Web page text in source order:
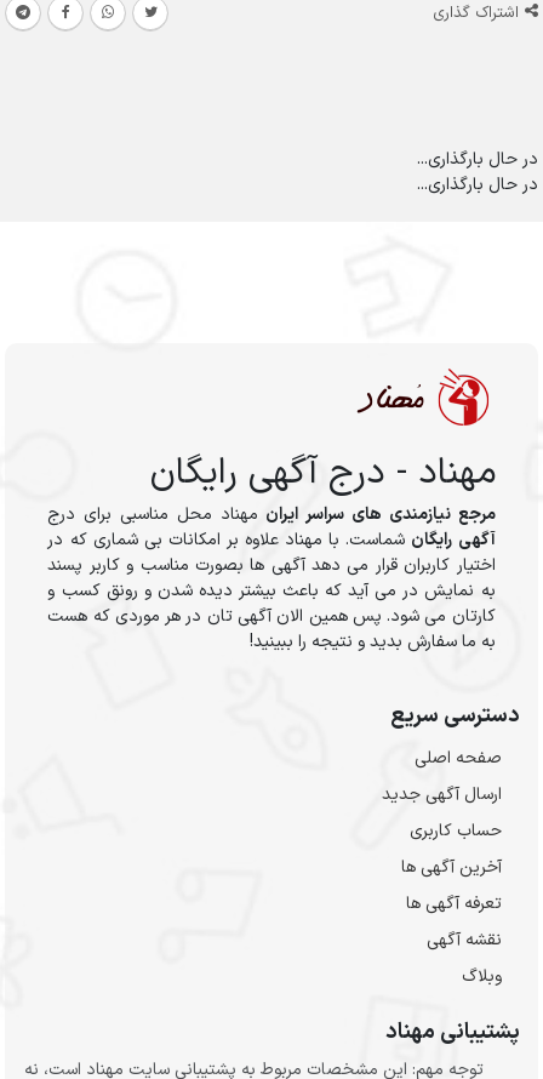
اشتراک گذاری
در حال بارگذاری...
در حال بارگذاری...
مهناد - درج آگهی رایگان
مرجع نیازمندی های سراسر ایران مهناد محل مناسبی برای درج
آگهی رایگان شماست. با مهناد علاوه بر امکانات بی شماری که در
اختیار کاربران قرار می دهد آگهی ها بصورت مناسب و کاربر پسند
به نمایش در می آید که باعث بیشتر دیده شدن و رونق کسب و
کارتان می شود. پس همین الان آگهی تان در هر موردی که هست
به ما سفارش بدید و نتیجه را ببینید!
دسترسی سریع
صفحه اصلی
ارسال‌ آگهی جدید
حساب کاربری
آخرین آگهی ها
تعرفه آگهی ها
نقشه آگهی
وبلاگ
پشتیبانی مهناد
توجه مهم: این مشخصات مربوط به پشتیبانی سایت مهناد است، نه